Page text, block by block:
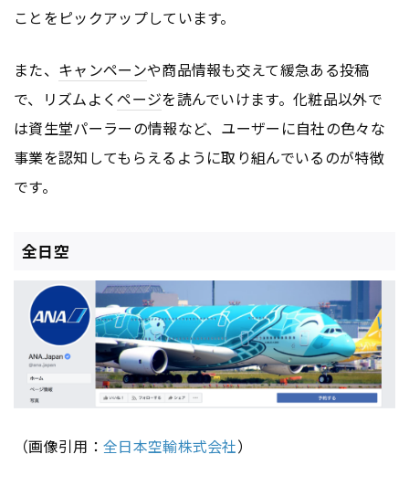
ことをピックアップしています。
また、 キャンペーンや商品情報も交えて緩急ある投稿
で、リズムよくページを読んでいけます。化粧品以外で
は資生堂パーラーの情報など、ユーザーに自社の色々な
事業を認知してもらえるように取り組んでいるのが特徴
です。
全日空
（画像引用： 全日本空輸株式会社）